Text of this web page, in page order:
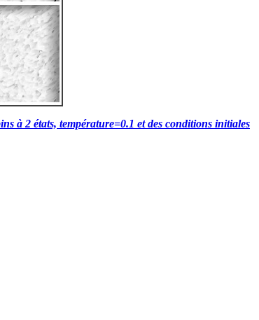
à 2 états, température=0.1 et des conditions initiales